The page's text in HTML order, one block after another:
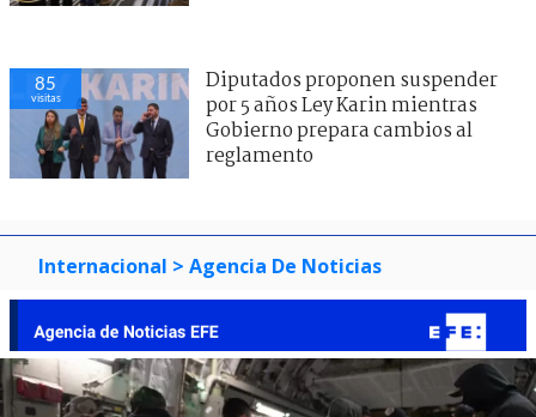
85
visitas
Diputados proponen suspender
por 5 años Ley Karin mientras
Gobierno prepara cambios al
reglamento
Internacional > Agencia De Noticias